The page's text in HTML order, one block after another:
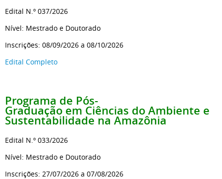
Edital N.º 037/2026
Nível: Mestrado e Doutorado
Inscrições: 08/09/2026 a 08/10/2026
Edital Completo
Programa de Pós-
Graduação em Ciências do Ambiente e
Sustentabilidade na Amazônia
Edital N.º 033/2026
Nível: Mestrado e Doutorado
Inscrições: 27/07/2026 a 07/08/2026